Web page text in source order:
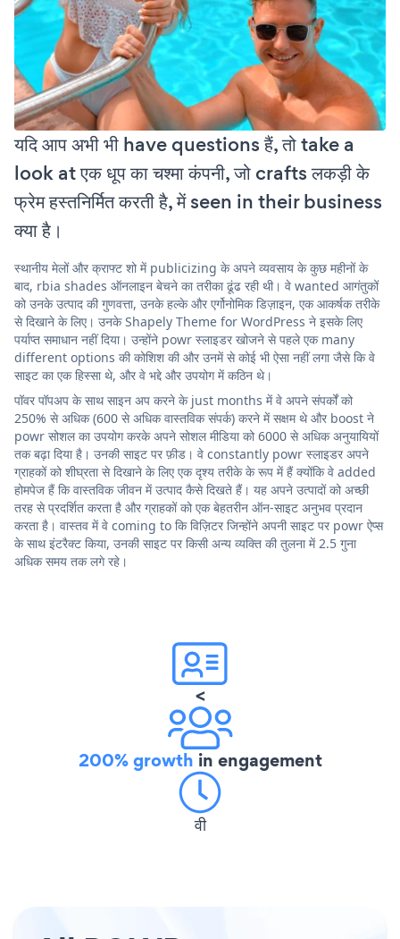
यदि आप अभी भी have questions हैं, तो take a
look at एक धूप का चश्मा कंपनी, जो crafts लकड़ी के
फ्रेम हस्तनिर्मित करती है, में seen in their business
क्या है।
स्थानीय मेलों और क्राफ्ट शो में publicizing के अपने व्यवसाय के कुछ महीनों के
बाद, rbia shades ऑनलाइन बेचने का तरीका ढूंढ रही थी। वे wanted आगंतुकों
को उनके उत्पाद की गुणवत्ता, उनके हल्के और एर्गोनोमिक डिज़ाइन, एक आकर्षक तरीके
से दिखाने के लिए। उनके Shapely Theme for WordPress ने इसके लिए
पर्याप्त समाधान नहीं दिया। उन्होंने powr स्लाइडर खोजने से पहले एक many
different options की कोशिश की और उनमें से कोई भी ऐसा नहीं लगा जैसे कि वे
साइट का एक हिस्सा थे, और वे भद्दे और उपयोग में कठिन थे।
पॉवर पॉपअप के साथ साइन अप करने के just months में वे अपने संपर्कों को
250% से अधिक (600 से अधिक वास्तविक संपर्क) करने में सक्षम थे और boost ने
powr सोशल का उपयोग करके अपने सोशल मीडिया को 6000 से अधिक अनुयायियों
तक बढ़ा दिया है। उनकी साइट पर फ़ीड। वे constantly powr स्लाइडर अपने
ग्राहकों को शीघ्रता से दिखाने के लिए एक दृश्य तरीके के रूप में हैं क्योंकि वे added
होमपेज हैं कि वास्तविक जीवन में उत्पाद कैसे दिखते हैं। यह अपने उत्पादों को अच्छी
तरह से प्रदर्शित करता है और ग्राहकों को एक बेहतरीन ऑन-साइट अनुभव प्रदान
करता है। वास्तव में वे coming to कि विज़िटर जिन्होंने अपनी साइट पर powr ऐप्स
के साथ इंटरैक्ट किया, उनकी साइट पर किसी अन्य व्यक्ति की तुलना में 2.5 गुना
अधिक समय तक लगे रहे।
<
200% growth in engagement
वी